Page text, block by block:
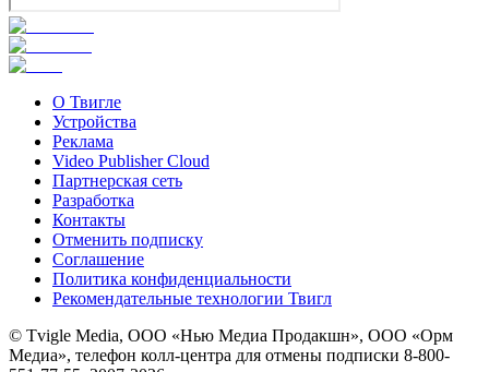
О Твигле
Устройства
Реклама
Video Publisher Cloud
Партнерская сеть
Разработка
Контакты
Отменить подписку
Соглашение
Политика конфиденциальности
Рекомендательные технологии Твигл
© Tvigle Media, ООО «Нью Медиа Продакшн», ООО «Орм
Медиа», телефон колл-центра для отмены подписки 8-800-